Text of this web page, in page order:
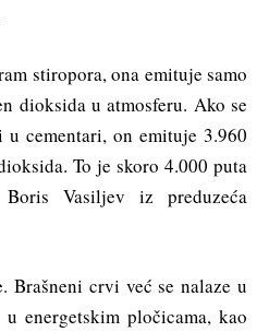
stiropora, ona emituje samo
dioksida u atmosferu. Ako se
cementari, on emituje 3.960
To je skoro 4.000 puta
Boris Vasiljev iz preduzeća
Brašneni crvi već se nalaze u
energetskim pločicama, kao